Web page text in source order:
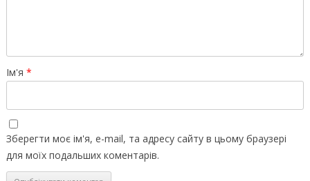
Ім'я *
Зберегти моє ім'я, e-mail, та адресу сайту в цьому браузері
для моїх подальших коментарів.